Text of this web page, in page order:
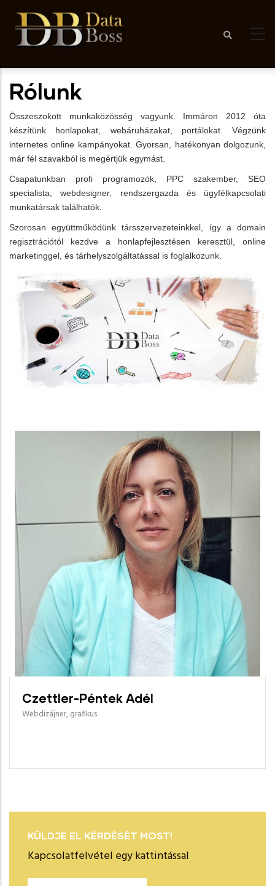
Skip
main
content
Rólunk
Összeszokott munkaközösség vagyunk. Immáron 2012 óta
készítünk honlapokat, webáruházakat, portálokat. Végzünk
internetes online kampányokat. Gyorsan, hatékonyan dolgozunk,
már fél szavakból is megértjük egymást.
Csapatunkban profi programozók, PPC szakember, SEO
specialista, webdesigner, rendszergazda és ügyfélkapcsolati
munkatársak találhatók.
Szorosan együttműködünk társszervezeteinkkel, így a domain
regisztrációtól kezdve a honlapfejlesztésen keresztül, online
marketinggel, és tárhelyszolgáltatással is foglalkozunk.
Czettler-Péntek Adél
Webdizájner, grafikus
KÜLDJE EL KÉRDÉSÉT MOST!
Kapcsolatfelvétel egy kattintással